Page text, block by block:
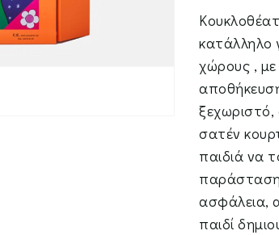
κατάλληλο
χώρους ,
ξεχωριστό,
σατέν
παιδιά να
ασφάλεια,
παιδί